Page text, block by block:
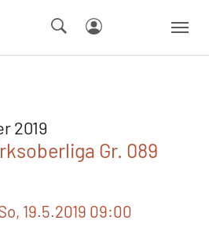
2019
Gr. 089
19.5.2019 09:00